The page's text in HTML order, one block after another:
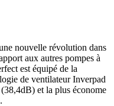
nouvelle révolution dans
aux autres pompes à
est équipé de la
de ventilateur Inverpad
et la plus économe